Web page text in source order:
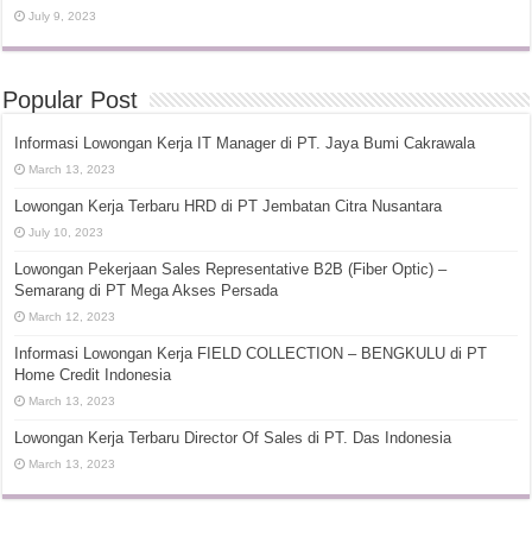
July 9, 2023
Popular Post
Informasi Lowongan Kerja IT Manager di PT. Jaya Bumi Cakrawala
March 13, 2023
Lowongan Kerja Terbaru HRD di PT Jembatan Citra Nusantara
July 10, 2023
Lowongan Pekerjaan Sales Representative B2B (Fiber Optic) –
Semarang di PT Mega Akses Persada
March 12, 2023
Informasi Lowongan Kerja FIELD COLLECTION – BENGKULU di PT
Home Credit Indonesia
March 13, 2023
Lowongan Kerja Terbaru Director Of Sales di PT. Das Indonesia
March 13, 2023